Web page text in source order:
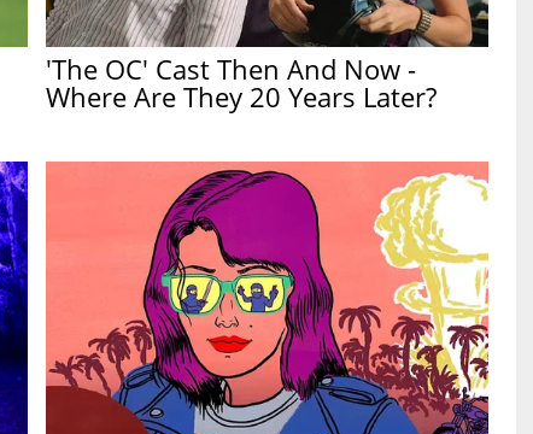
'The OC' Cast Then And Now -
Where Are They 20 Years Later?